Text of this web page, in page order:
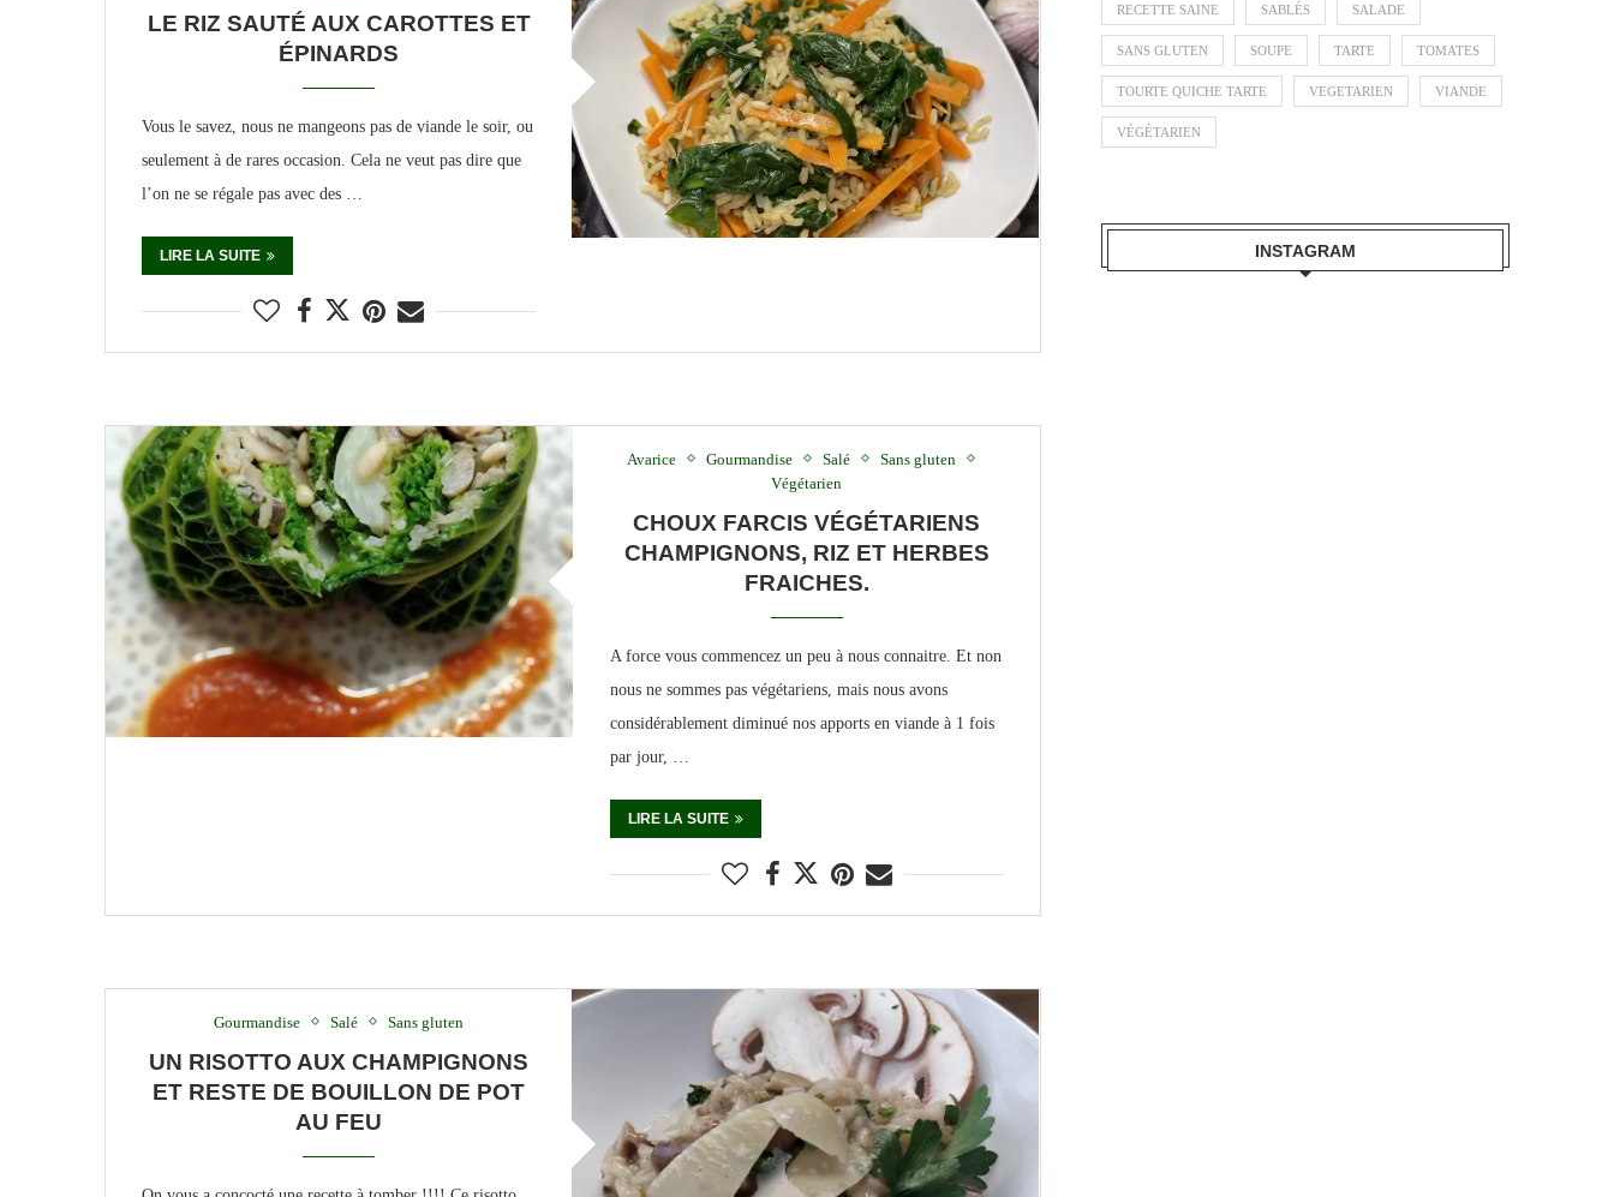
LE RIZ SAUTÉ AUX CAROTTES ET
ÉPINARDS
Vous le savez, nous ne mangeons pas de viande le soir, ou
seulement à de rares occasion. Cela ne veut pas dire que
l’on ne se régale pas avec des …
LIRE LA SUITE
Avarice Gourmandise Salé
Sans gluten
Végétarien
CHOUX FARCIS VÉGÉTARIENS
CHAMPIGNONS, RIZ ET HERBES
FRAICHES.
A force vous commencez un peu à nous connaitre. Et non
nous ne sommes pas végétariens, mais nous avons
considérablement diminué nos apports en viande à 1 fois
par jour, …
LIRE LA SUITE
Gourmandise Salé Sans gluten
UN RISOTTO AUX CHAMPIGNONS
ET RESTE DE BOUILLON DE POT
AU FEU
RECETTE SAINE SABLÉS SALADE
SANS GLUTEN SOUPE TARTE TOMATES
TOURTE QUICHE TARTE VEGETARIEN VIANDE
VÉGÉTARIEN
INSTAGRAM